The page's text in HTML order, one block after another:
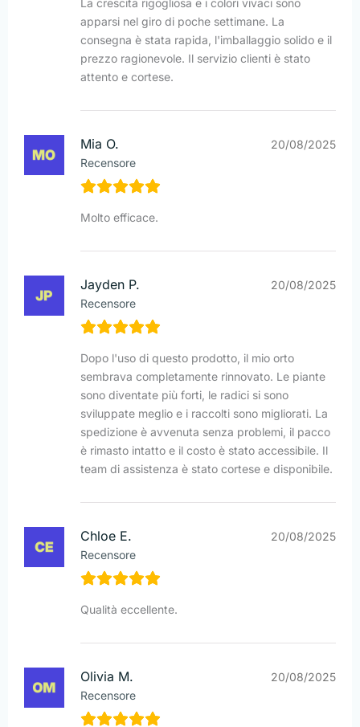
La crescita rigogliosa e i colori vivaci sono
apparsi nel giro di poche settimane. La
consegna è stata rapida, l'imballaggio solido e il
prezzo ragionevole. Il servizio clienti è stato
attento e cortese.
Mia O.
Recensore
20/08/2025
Molto efficace.
Jayden P.
Recensore
20/08/2025
Dopo l'uso di questo prodotto, il mio orto
sembrava completamente rinnovato. Le piante
sono diventate più forti, le radici si sono
sviluppate meglio e i raccolti sono migliorati. La
spedizione è avvenuta senza problemi, il pacco
è rimasto intatto e il costo è stato accessibile. Il
team di assistenza è stato cortese e disponibile.
Chloe E.
Recensore
20/08/2025
Qualità eccellente.
Olivia M.
Recensore
20/08/2025